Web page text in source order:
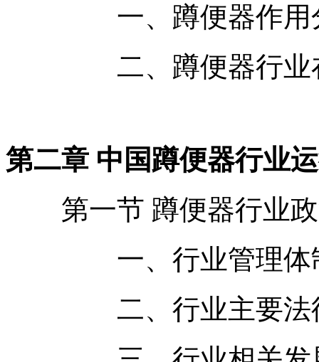
一、蹲便器作用
二、蹲便器行业在
第二章 中国蹲便器行业
第一节 蹲便器行业政
一、行业管理体
二、行业主要法